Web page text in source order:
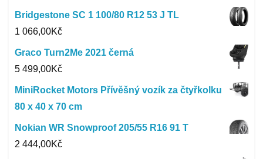
Bridgestone SC 1 100/80 R12 53 J TL
1 066,00Kč
Graco Turn2Me 2021 černá
5 499,00Kč
MiniRocket Motors Přívěšný vozík za čtyřkolku
80 x 40 x 70 cm
Nokian WR Snowproof 205/55 R16 91 T
2 444,00Kč